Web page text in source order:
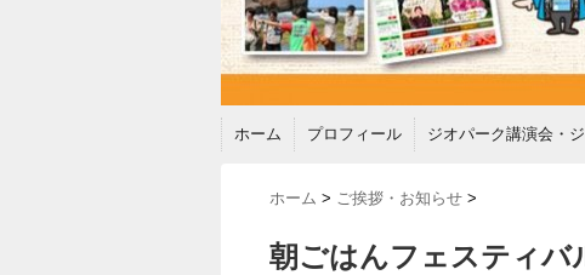
ホーム プロフィール ジオパーク講演会・
ホーム > ご挨拶・お知らせ >
朝ごはんフェスティバ